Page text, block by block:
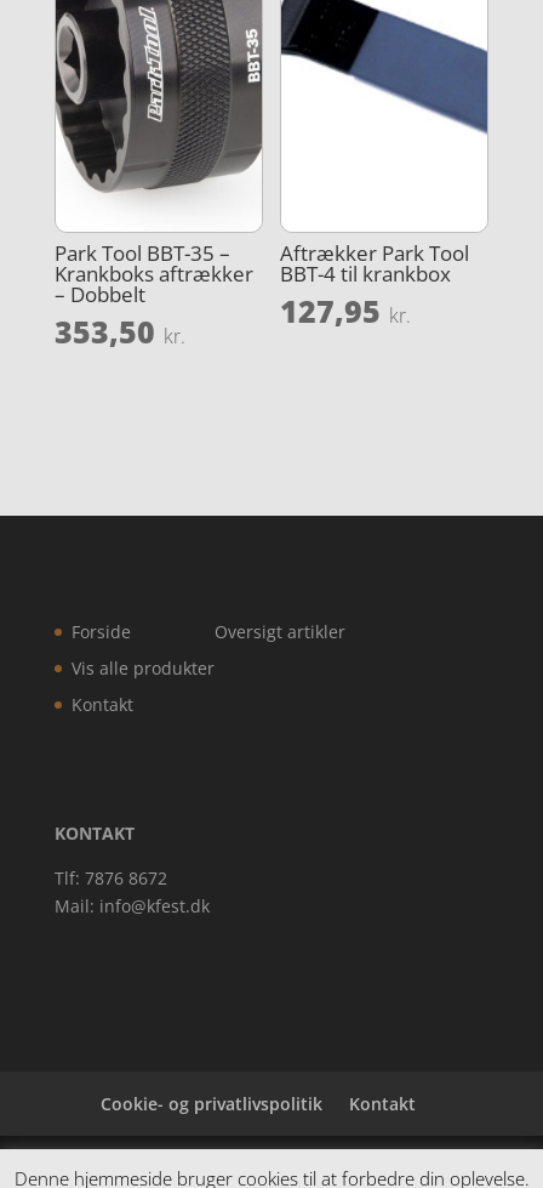
Park Tool BBT-35 –
Krankboks aftrækker
– Dobbelt
353,50 kr.
Aftrækker Park Tool
BBT-4 til krankbox
127,95 kr.
Forside
Vis alle produkter
Kontakt
Oversigt artikler
KONTAKT
Tlf: 7876 8672
Mail: info@kfest.dk
Cookie- og privatlivspolitik Kontakt
Denne hjemmeside samler et bredt udvalg af
Denne hjemmeside bruger cookies til at forbedre din oplevelse.